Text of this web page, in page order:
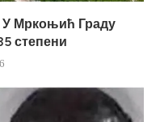
У Мркоњић Граду
степени